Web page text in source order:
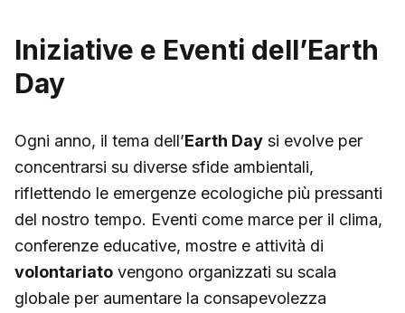
Iniziative e Eventi dell’Earth
Day
Ogni anno, il tema dell’Earth Day si evolve per
concentrarsi su diverse sfide ambientali,
riflettendo le emergenze ecologiche più pressanti
del nostro tempo. Eventi come marce per il clima,
conferenze educative, mostre e attività di
volontariato vengono organizzati su scala
globale per aumentare la consapevolezza